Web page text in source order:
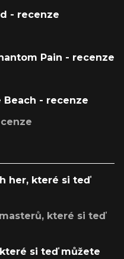
- recenze
Pain - recenze
Beach - recenze
her, které si teď
které si teď
si teď můžete